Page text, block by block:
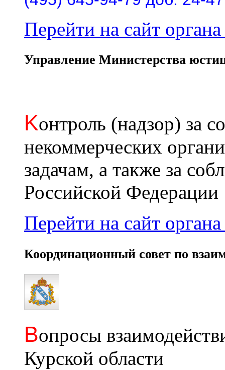
Перейти на сайт
Управление Министерства
Kонтроль (надзор) за
некоммерческих
задачам, а также за
Российской Федерации
Перейти на сайт
Координационный совет по
Вопросы
Курской области